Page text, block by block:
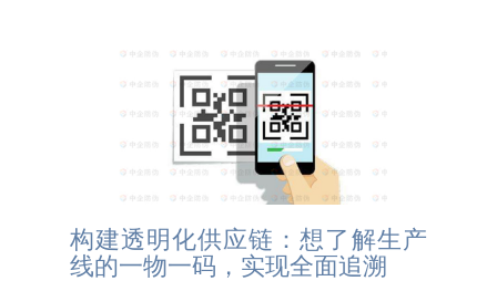
构建透明化供应链：想了解生产
线的一物一码，实现全面追溯